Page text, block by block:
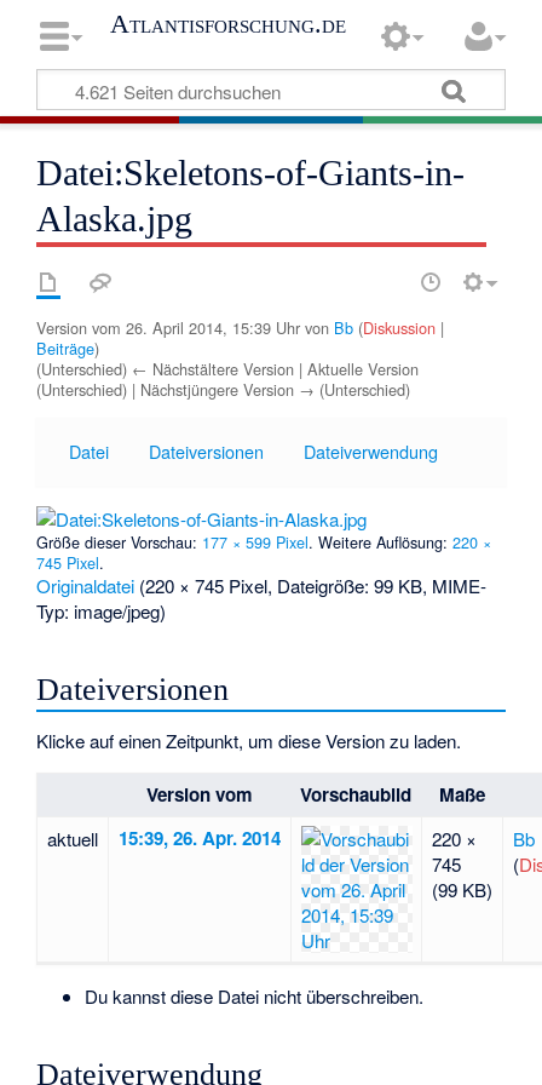
Atlantisforschung.de
Datei:Skeletons-of-Giants-in-
Alaska.jpg
Version vom 26. April 2014, 15:39 Uhr von Bb (Diskussion |
Beiträge)
(Unterschied) ← Nächstältere Version | Aktuelle Version
(Unterschied) | Nächstjüngere Version → (Unterschied)
Datei Dateiversionen Dateiverwendung
Größe dieser Vorschau: 177 × 599 Pixel.Weitere Auflösung:220 ×
745 Pixel.
Originaldatei (220 × 745 Pixel, Dateigröße: 99 KB, MIME-
Typ: image/jpeg)
Dateiversionen
Klicke auf einen Zeitpunkt, um diese Version zu laden.
Version vom Vorschaubild Maße
aktuell 15:39, 26. Apr. 2014
220 ×
745
(99 KB)
Bb
(
Du kannst diese Datei nicht überschreiben.
Dateiverwendung